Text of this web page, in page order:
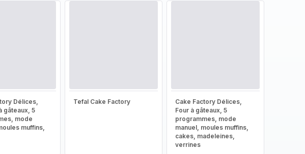
Délices,
gâteaux, 5
mode
muffins,
Tefal Cake Factory
Cake Factory Délices,
Four à gâteaux, 5
programmes, mode
manuel, moules muffins,
cakes, madeleines,
verrines